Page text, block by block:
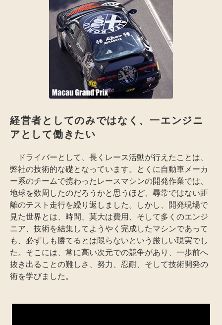
経営者としてのみではなく、一エンジニ
アとして働きたい
ドライバーとして、長くレース活動が行えたことは、
弊社の技術的な礎となっています。とくに自動車メーカ
ー系のチームで携わったレースマシンの開発作業では、
地球を数周したのだろうかと思うほど、尋常ではない距
離のテスト走行を繰り返しました。しかし、開発現場で
見た世界とは、時間、莫大は費用、そして多くのエンジ
ニア、技術を結集してようやく完成したマシンであって
も、必ずしも勝てるとは限らないという厳しい現実でし
た。そこには、常に高い次元での競争があり、一歩前へ
抜き出ることの難しさ、努力、忍耐、そして技術開発の
術を学びました。